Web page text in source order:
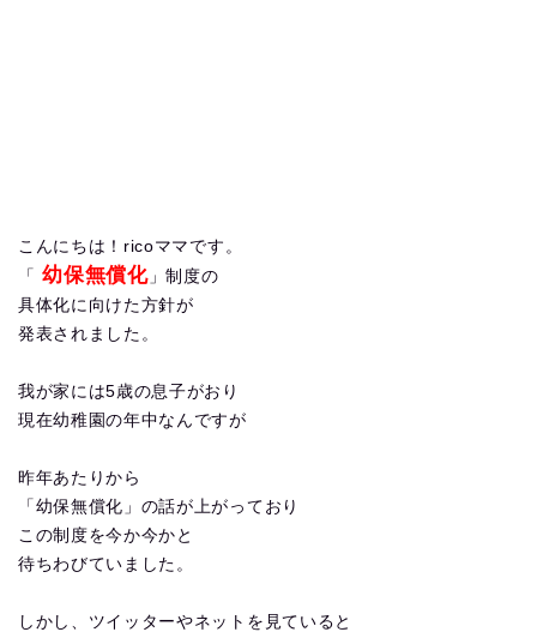
こんにちは！ricoママです。
「
幼保無償化」制度の
具体化に向けた方針が
発表されました。
我が家には5歳の息子がおり
現在幼稚園の年中なんですが
昨年あたりから
「幼保無償化」の話が上がっており
この制度を今か今かと
待ちわびていました。
しかし、ツイッターやネットを見ていると